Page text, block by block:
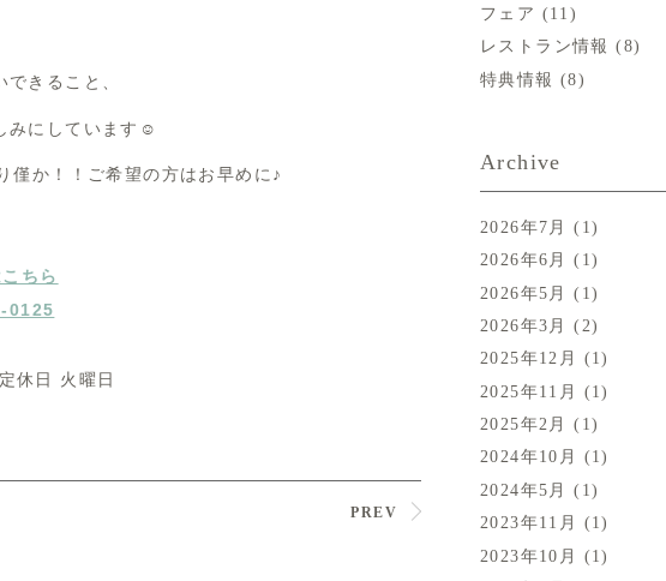
できること、
みにしています☺️
僅か！！ご希望の方はお早めに♪
ちら
0125
休日 火曜日
PREV
フェア (11)
レストラン情報 (8)
特典情報 (8)
Archive
2026年7月
(1)
2026年6月
(1)
2026年5月
(1)
2026年3月
(2)
2025年12月
(1)
2025年11月
(1)
2025年2月
(1)
2024年10月
(1)
2024年5月
(1)
2023年11月
(1)
2023年10月
(1)